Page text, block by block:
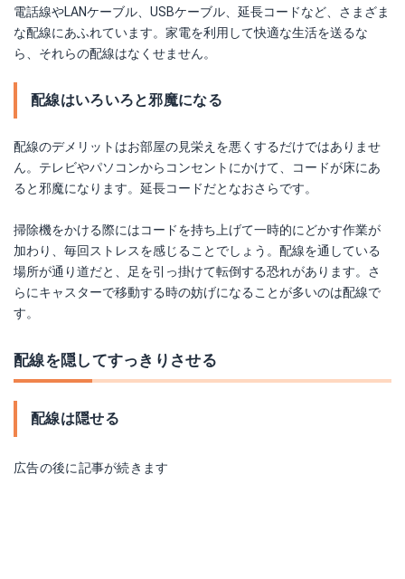
電話線やLANケーブル、USBケーブル、延長コードなど、さまざま
な配線にあふれています。家電を利用して快適な生活を送るな
ら、それらの配線はなくせません。
配線はいろいろと邪魔になる
配線のデメリットはお部屋の見栄えを悪くするだけではありませ
ん。テレビやパソコンからコンセントにかけて、コードが床にあ
ると邪魔になります。延長コードだとなおさらです。
掃除機をかける際にはコードを持ち上げて一時的にどかす作業が
加わり、毎回ストレスを感じることでしょう。配線を通している
場所が通り道だと、足を引っ掛けて転倒する恐れがあります。さ
らにキャスターで移動する時の妨げになることが多いのは配線で
す。
配線を隠してすっきりさせる
配線は隠せる
広告の後に記事が続きます